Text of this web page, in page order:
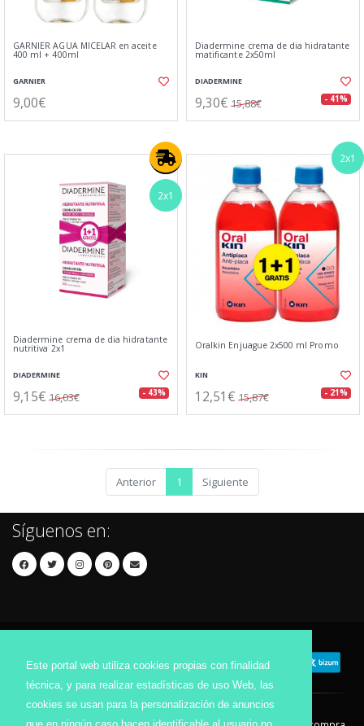
Este portal web utiliza cookies propias con finalidad
técnica, y para realizar estadísticas de uso Web, las
cookies se usan para la personalización de anuncios
GARNIER AGUA MICELAR en aceite
400 ml + 400ml
GARNIER
9,00€
Diadermine crema de dia hidratante
matificante 2x50ml
DIADERMINE
9,30€ 15,88€ - 41%
2x1
Diadermine crema de dia hidratante
nutritiva 2x1
DIADERMINE
9,15€ 16,03€ - 43%
2x1
Oralkin Enjuague 2x500 ml Promo
KIN
12,51€ 15,87€ - 21%
Anterior 1 Siguiente
Síguenos en: